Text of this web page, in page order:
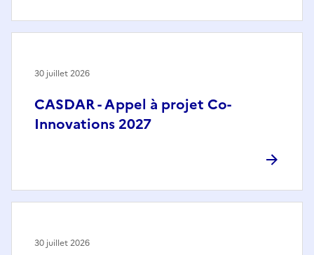
CASDAR - Appel à projet Co-
Innovations 2027
30 juillet 2026
30 juillet 2026